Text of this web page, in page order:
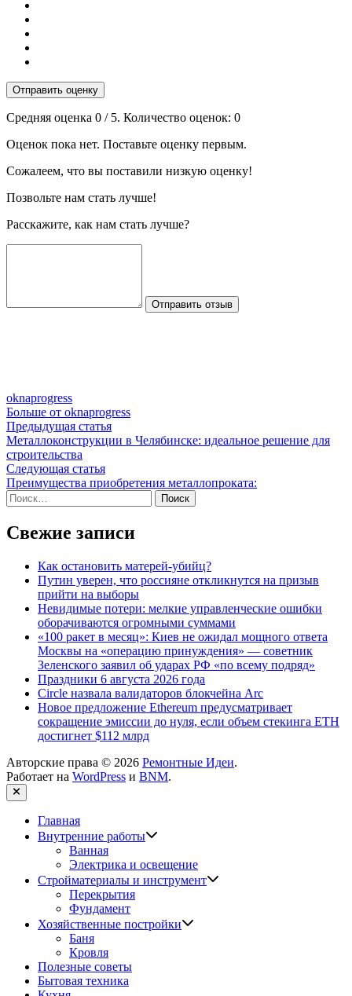
Отправить оценку
Средняя оценка 0 / 5. Количество оценок: 0
Оценок пока нет. Поставьте оценку первым.
Сожалеем, что вы поставили низкую оценку!
Позвольте нам стать лучше!
Расскажите, как нам стать лучше?
Отправить отзыв
oknaprogress
Больше от oknaprogress
Навигация
по
записям
Предыдущая статьяПредыдущая
статья:
Металлоконструкции в Челябинске: идеальное решение для
строительства
Следующая статьяСледующая
статья:
Преимущества приобретения металлопроката:
Найти:
Свежие записи
Как остановить матерей-убийц?
Путин уверен, что россияне откликнутся на призыв
прийти на выборы
Невидимые потери: мелкие управленческие ошибки
оборачиваются огромными суммами
«100 ракет в месяц»: Киев не ожидал мощного ответа
Москвы на «операцию принуждения» — советник
Зеленского заявил об ударах РФ «по всему подряд»
Праздники 6 августа 2026 года
Circle назвала валидаторов блокчейна Arc
Новое предложение Ethereum предусматривает
сокращение эмиссии до нуля, если объем стекинга ETH
достигнет $112 млрд
Авторские права © 2026 Ремонтные Идеи.
Работает на WordPress и BNM.
Закрыть
Главная
Внутренние работы
Ванная
Электрика и освещение
Стройматериалы и инструмент
Перекрытия
Фундамент
Хозяйственные постройки
Баня
Кровля
Полезные советы
Бытовая техника